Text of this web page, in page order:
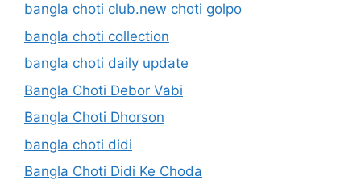
bangla choti club.new choti golpo
bangla choti collection
bangla choti daily update
Bangla Choti Debor Vabi
Bangla Choti Dhorson
bangla choti didi
Bangla Choti Didi Ke Choda